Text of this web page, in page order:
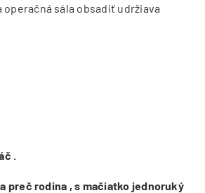
sála obsadiť udržiava
.
preč rodina , s mačiatko jednoruký